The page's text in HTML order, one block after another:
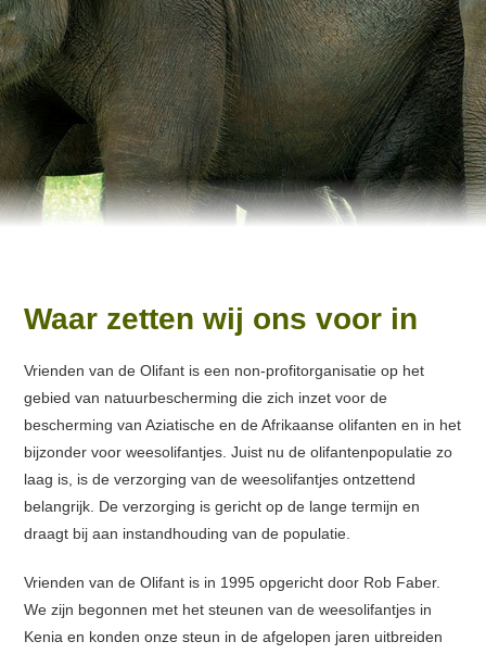
Waar zetten wij ons voor in
Vrienden van de Olifant is een non-profitorganisatie op het
gebied van natuurbescherming die zich inzet voor de
bescherming van Aziatische en de Afrikaanse olifanten en in het
bijzonder voor weesolifantjes. Juist nu de olifantenpopulatie zo
laag is, is de verzorging van de weesolifantjes ontzettend
belangrijk. De verzorging is gericht op de lange termijn en
draagt bij aan instandhouding van de populatie.
Vrienden van de Olifant is in 1995 opgericht door Rob Faber.
We zijn begonnen met het steunen van de weesolifantjes in
Kenia en konden onze steun in de afgelopen jaren uitbreiden